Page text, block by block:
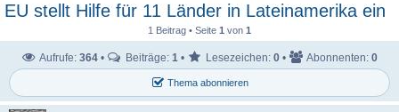
EU stellt Hilfe für 11 Länder in Lateinamerika ein
1 Beitrag • Seite 1 von 1
Thema abonnieren
Aufrufe: 364 • Beiträge: 1 • Lesezeichen: 0 • Abonnenten: 0